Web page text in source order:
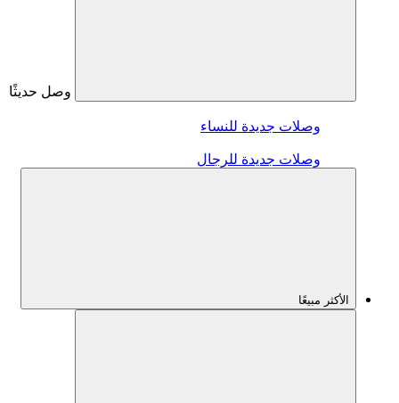
وصل حديثًا
وصلات جديدة للنساء
وصلات جديدة للرجال
الأكثر مبيعًا